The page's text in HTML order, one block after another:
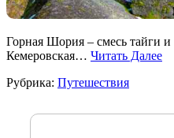
Горная Шория – смесь тайги
Кемеровская… Читать Далее
Рубрика: Путешествия